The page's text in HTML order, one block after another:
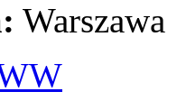
Warszawa